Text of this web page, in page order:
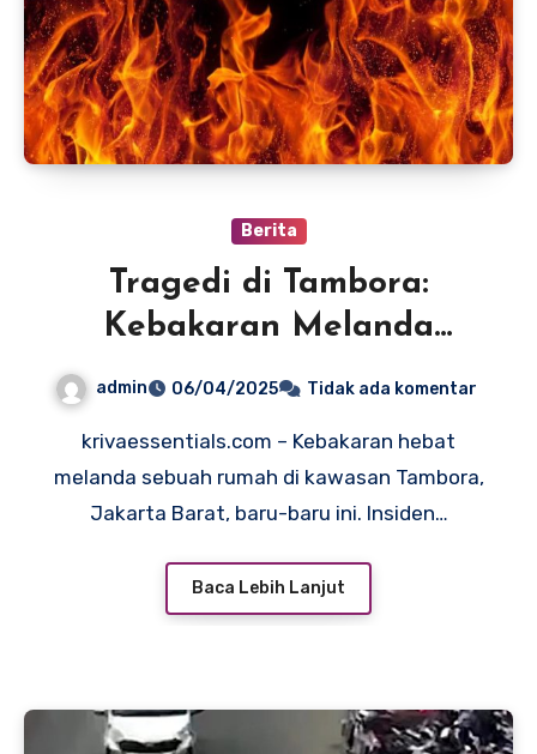
Berita
Tragedi di Tambora:
Kebakaran Melanda
Rumah Akibat Percikan
admin 06/04/2025 Tidak ada komentar
krivaessentials.com – Kebakaran hebat
melanda sebuah rumah di kawasan Tambora,
Jakarta Barat, baru-baru ini. Insiden…
Baca Lebih Lanjut